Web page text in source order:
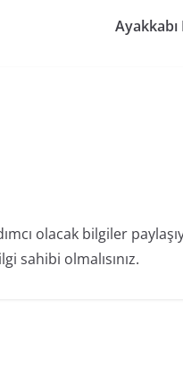
olacak bilgiler
sahibi olmalısınız.